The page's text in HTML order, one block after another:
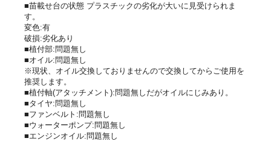
■苗載せ台の状態 プラスチックの劣化が大いに見受けられま
す。
変色:有
破損:劣化あり
■植付部:問題無し
■オイル:問題無し
※現状、オイル交換しておりませんので交換してからご使用を
推奨します。
■植付軸(アタッチメント):問題無しだがオイルにじみあり。
■タイヤ:問題無し
■ファンベルト:問題無し
■ウォーターポンプ:問題無し
■エンジンオイル:問題無し